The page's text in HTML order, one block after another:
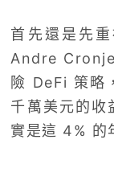
首先還是先
Andre
險 DeFi 策略
千萬美元的收
實是這 4% 的